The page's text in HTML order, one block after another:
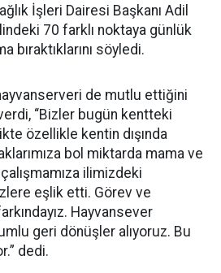
İşleri Dairesi Başkanı Adil
70 farklı noktaya günlük
bıraktıklarını söyledi.
de mutlu ettiğini
“Bizler bugün kentteki
özellikle kentin dışında
bol miktarda mama ve
ilimizdeki
eşlik etti. Görev ve
Hayvansever
geri dönüşler alıyoruz. Bu
dedi.